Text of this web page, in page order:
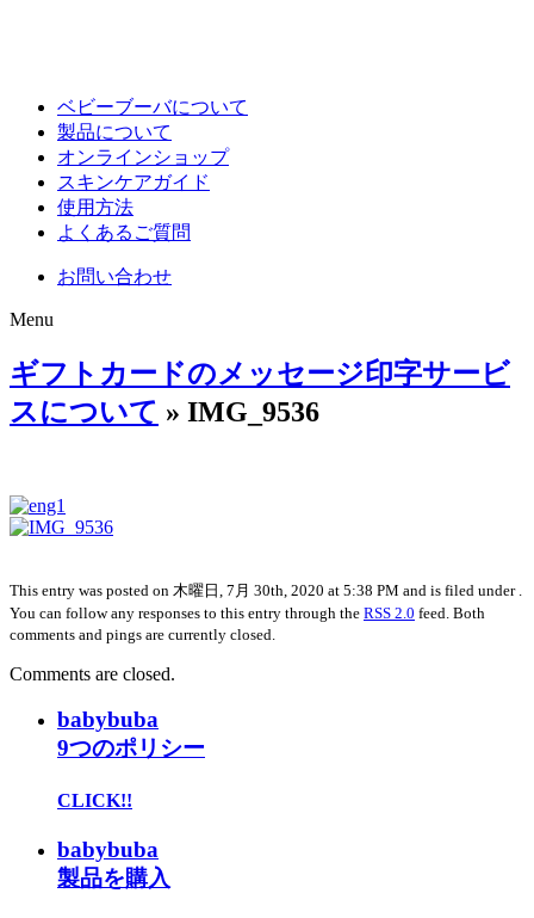
ベビーブーバについて
製品について
オンラインショップ
スキンケアガイド
使用方法
よくあるご質問
お問い合わせ
Menu
ギフトカードのメッセージ印字サービ
スについて » IMG_9536
This entry was posted on 木曜日, 7月 30th, 2020 at 5:38 PM and is filed under .
You can follow any responses to this entry through the RSS 2.0 feed. Both
comments and pings are currently closed.
Comments are closed.
babybuba
9つのポリシー
CLICK!!
babybuba
製品を購入